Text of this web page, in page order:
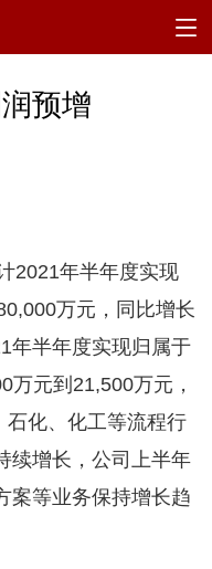
预增
2021年半年度实现
万元，同比增长
年半年度实现归属于
万元到21,500万元，
石化、化工等流程行
续增长，公司上半年
案等业务保持增长趋